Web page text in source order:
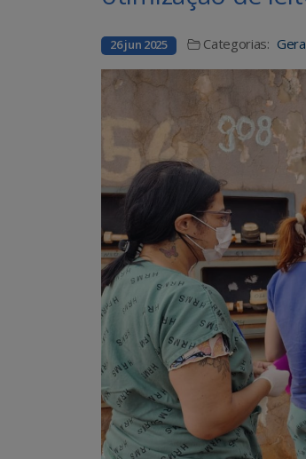
26 jun 2025 Categorias: